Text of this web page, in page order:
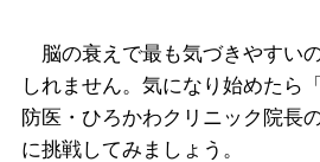
脳の衰えで最も気づきやすい
しれません。気になり始めたら
防医・ひろかわクリニック院長
に挑戦してみましょう。